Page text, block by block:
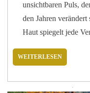
unsichtbaren Puls,
den Jahren
Haut spiegelt jede
entschieden: ein
Gleichgewicht des
WEITERLESEN